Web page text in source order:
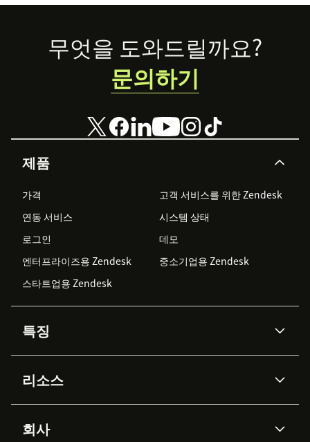
Footer
제품
가격
고객 서비스를 위한 Zendesk
연동 서비스
시스템 상태
로그인
데모
엔터프라이즈용 Zendesk
중소기업용 Zendesk
스타트업용 Zendesk
특징
Zendesk AI
Advanced Data Privacy &
Protection
지식창고
리소스
API & 개발자
회사
무엇을 도와드릴까요?
문의하기